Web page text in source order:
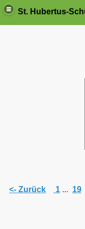
<- Zurück 1 ... 19